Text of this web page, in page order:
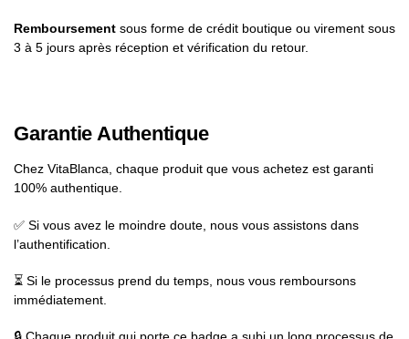
Remboursement sous forme de crédit boutique ou virement sous
3 à 5 jours après réception et vérification du retour.
Garantie Authentique
Chez VitaBlanca, chaque produit que vous achetez est garanti
100% authentique.
✅ Si vous avez le moindre doute, nous vous assistons dans
l’authentification.
⏳ Si le processus prend du temps, nous vous remboursons
immédiatement.